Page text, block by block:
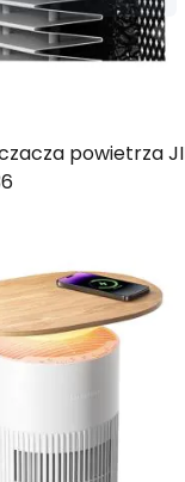
powietrza